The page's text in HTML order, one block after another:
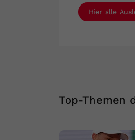
Hier alle
Top-Themen